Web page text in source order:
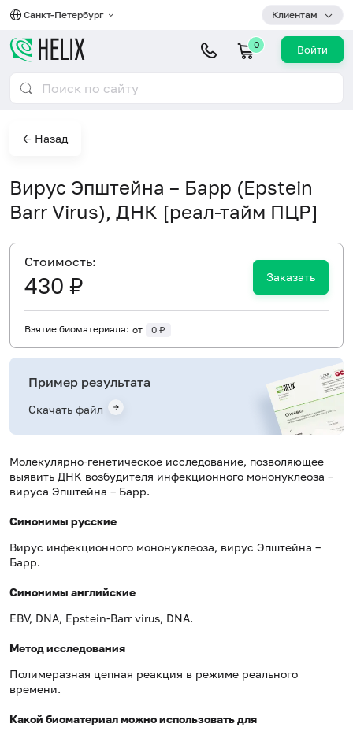
Санкт-Петербург Клиентам
0 Войти
← Назад
Вирус Эпштейна – Барр (Epstein
Barr Virus), ДНК [реал-тайм ПЦР]
Молекулярно-генетическое исследование, позволяющее
выявить ДНК возбудителя инфекционного мононуклеоза –
вируса Эпштейна – Барр.
Синонимы русские
Вирус инфекционного мононуклеоза, вирус Эпштейна –
Барр.
Синонимы английские
EBV, DNA, Epstein-Barr virus, DNA.
Метод исследования
Полимеразная цепная реакция в режиме реального
времени.
Какой биоматериал можно использовать для
Cтоимость:
430 ₽ Заказать
Взятие биоматериала: от 0 ₽
Пример результата
Скачать файл